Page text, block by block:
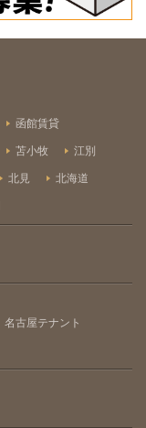
函館賃貸
苫小牧 江別
北見 北海道
名古屋テナント